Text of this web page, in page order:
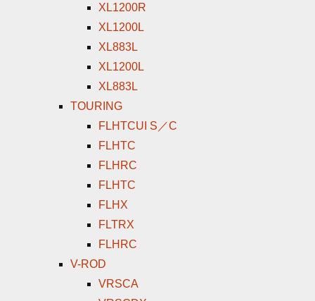
XL1200R
XL1200L
XL883L
XL1200L
XL883L
TOURING
FLHTCUI S／C
FLHTC
FLHRC
FLHTC
FLHX
FLTRX
FLHRC
V-ROD
VRSCA